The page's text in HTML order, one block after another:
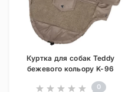
Куртка для собак Teddy
бежевого кольору K-96
0